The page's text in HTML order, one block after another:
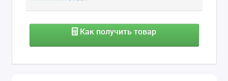
Как получить товар